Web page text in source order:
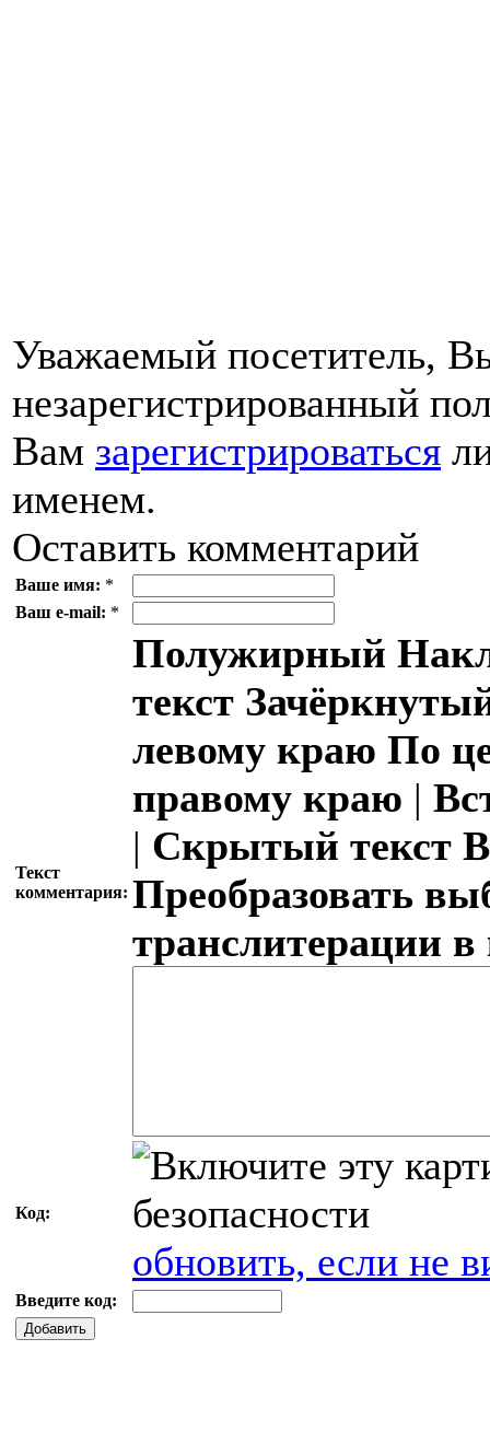
Уважаемый посетитель,
незарегистрированный
Вам зарегистрироваться
именем.
Оставить комментарий
Ваше имя: *
Ваш e-mail: *
Текст
комментария:
Полужирный
текст
левому краю По
правому краю |
| Скрытый текст
Преобразовать
транслитерации
Код:
обновить, если не
Введите код:
Добавить